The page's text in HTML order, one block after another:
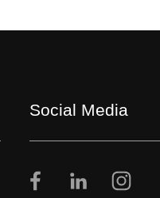
Social Media
FacebookLinkedInInstagram